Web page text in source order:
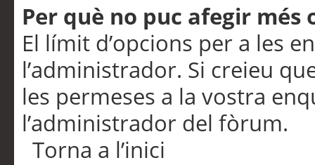
Per què no puc afegir més
El límit d’opcions per a les
l’administrador. Si creieu
les permeses a la vostra
l’administrador del fòrum.
Torna a l’inici